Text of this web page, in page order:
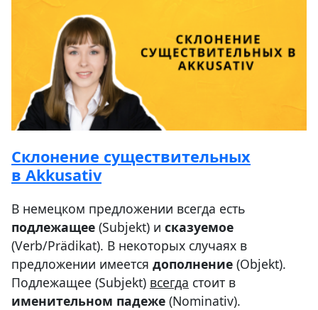
Склонение существительных
в Akkusativ
В немецком предложении всегда есть
подлежащее (Subjekt) и сказуемое
(Verb/Prädikat). В некоторых случаях в
предложении имеется дополнение (Objekt).
Подлежащее (Subjekt) всегда стоит в
именительном падеже (Nominativ).